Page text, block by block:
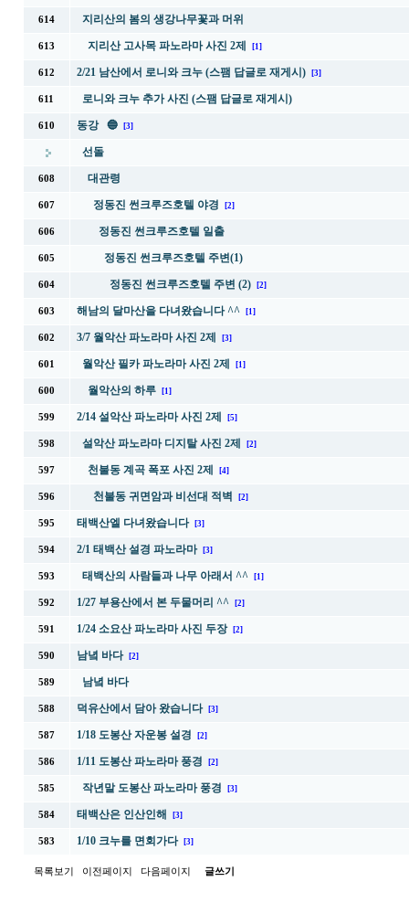
614 지리산의 봄의 생강나무꽃과 머위
613 지리산 고사목 파노라마 사진 2제 [1]
612 2/21 남산에서 로니와 크누 (스팸 답글로 재게시) [3]
611 로니와 크누 추가 사진 (스팸 답글로 재게시)
610 동강 🔵 [3]
선돌
608 대관령
607 정동진 썬크루즈호텔 야경 [2]
606 정동진 썬크루즈호텔 일출
605 정동진 썬크루즈호텔 주변(1)
604 정동진 썬크루즈호텔 주변 (2) [2]
603 해남의 달마산을 다녀왔습니다 ^^ [1]
602 3/7 월악산 파노라마 사진 2제 [3]
601 월악산 필카 파노라마 사진 2제 [1]
600 월악산의 하루 [1]
599 2/14 설악산 파노라마 사진 2제 [5]
598 설악산 파노라마 디지탈 사진 2제 [2]
597 천불동 계곡 폭포 사진 2제 [4]
596 천불동 귀면암과 비선대 적벽 [2]
595 태백산엘 다녀왔습니다 [3]
594 2/1 태백산 설경 파노라마 [3]
593 태백산의 사람들과 나무 아래서 ^^ [1]
592 1/27 부용산에서 본 두물머리 ^^ [2]
591 1/24 소요산 파노라마 사진 두장 [2]
590 남녘 바다 [2]
589 남녘 바다
588 덕유산에서 담아 왔습니다 [3]
587 1/18 도봉산 자운봉 설경 [2]
586 1/11 도봉산 파노라마 풍경 [2]
585 작년말 도봉산 파노라마 풍경 [3]
584 태백산은 인산인해 [3]
583 1/10 크누를 면회가다 [3]
목록보기 이전페이지 다음페이지 글쓰기